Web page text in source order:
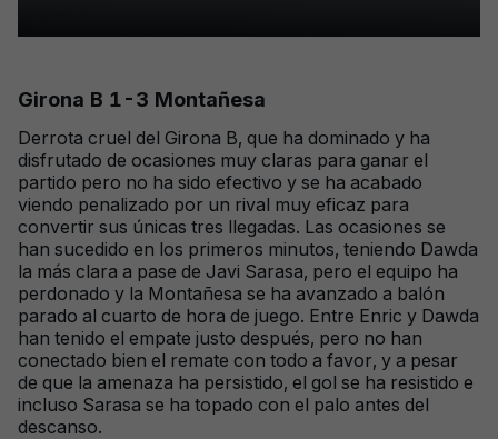
Girona B 1-3 Montañesa
Derrota cruel del Girona B, que ha dominado y ha
disfrutado de ocasiones muy claras para ganar el
partido pero no ha sido efectivo y se ha acabado
viendo penalizado por un rival muy eficaz para
convertir sus únicas tres llegadas. Las ocasiones se
han sucedido en los primeros minutos, teniendo Dawda
la más clara a pase de Javi Sarasa, pero el equipo ha
perdonado y la Montañesa se ha avanzado a balón
parado al cuarto de hora de juego. Entre Enric y Dawda
han tenido el empate justo después, pero no han
conectado bien el remate con todo a favor, y a pesar
de que la amenaza ha persistido, el gol se ha resistido e
incluso Sarasa se ha topado con el palo antes del
descanso.